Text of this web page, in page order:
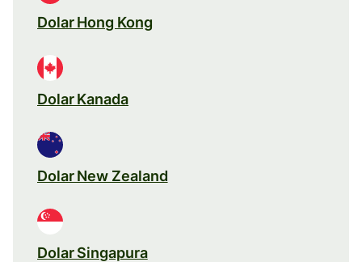
Dolar Hong Kong
Dolar Kanada
Dolar New Zealand
Dolar Singapura